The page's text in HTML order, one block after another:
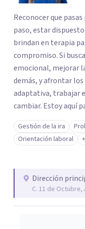
Reconocer que
paso, estar
brindan en terapia
compromiso. Si
emocional, mejorar
demás, y afrontar
adaptativa, trabajar
cambiar. Estoy aquí
Gestión de la ira
Orientación laboral
Dirección
C. 11 de